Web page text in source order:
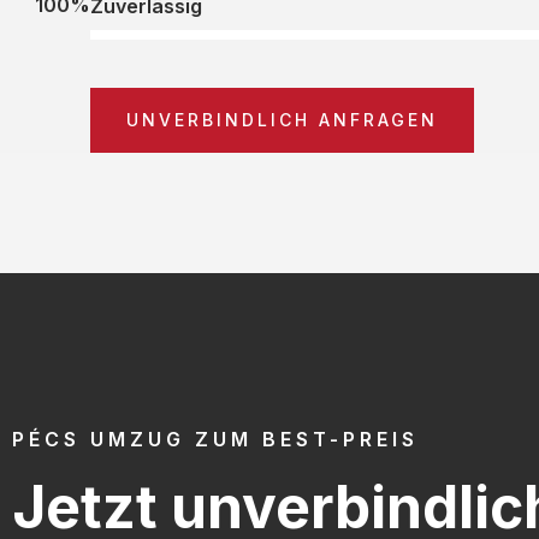
Zuverlässig
UNVERBINDLICH ANFRAGEN
PÉCS UMZUG ZUM BEST-PREIS
Jetzt